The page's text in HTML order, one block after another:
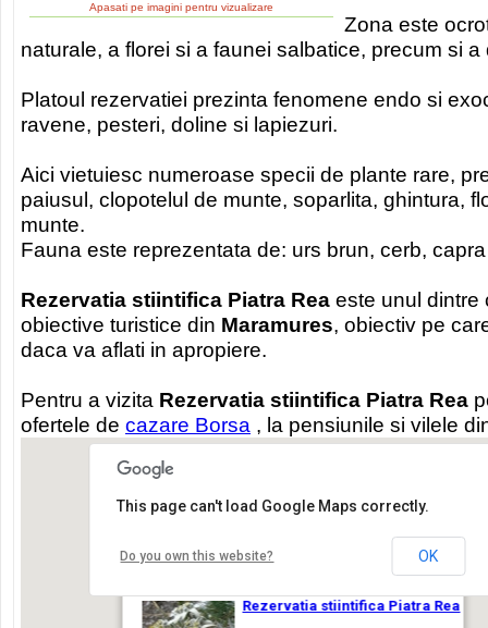
Apasati pe imagini pentru vizualizare
Zona este
naturale, a florei si a faunei salbatice, precum si
Platoul rezervatiei prezinta fenomene endo si
ravene, pesteri, doline si lapiezuri.
Aici vietuiesc numeroase specii de plante rare,
paiusul, clopotelul de munte, soparlita, ghintura,
munte.
Fauna este reprezentata de: urs brun, cerb,
Rezervatia stiintifica Piatra Rea este unul dintre
obiective turistice din Maramures, obiectiv pe
daca va aflati in apropiere.
Pentru a vizita Rezervatia stiintifica Piatra Rea
ofertele de cazare Borsa , la pensiunile si vilele